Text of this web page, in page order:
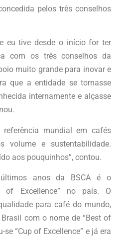
pelos três conselhos
eu tive desde o início for ter
com os três conselhos da
muito grande para inovar e
que a entidade se tornasse
internamente e alçasse
referência mundial em cafés
volume e sustentabilidade.
aos pouquinhos”, contou.
anos da BSCA é o
of Excellence” no país. O
para café do mundo,
com o nome de “Best of
se “Cup of Excellence” e já era